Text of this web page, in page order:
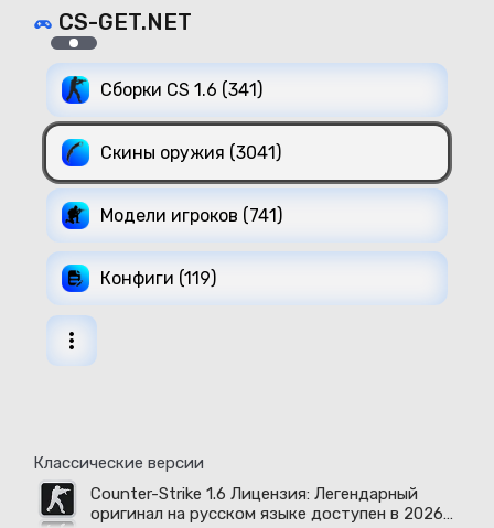
CS-GET.NET
Сборки CS 1.6 (341)
Скины оружия (3041)
Модели игроков (741)
Конфиги (119)
Классические версии
Counter-Strike 1.6 Лицензия: Легендарный
оригинал на русском языке доступен в 2026